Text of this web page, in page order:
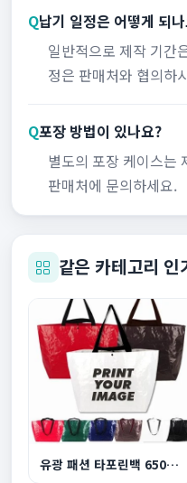
Q납기 일정은 어떻게 되
일반적으로 제작 기간
정은 판매처와 협의하
Q포장 방법이 있나요?
별도의 포장 케이스는
판매처에 문의하세요.
같은 카테고리 인
유광 패션 타포린백 650x400x200mm